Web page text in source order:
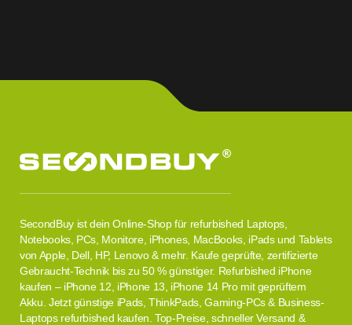
SecondBuy ist dein Online-Shop für refurbished Laptops,
Notebooks, PCs, Monitore, iPhones, MacBooks, iPads und Tablets
von Apple, Dell, HP, Lenovo & mehr. Kaufe geprüfte, zertifizierte
Gebraucht-Technik bis zu 50 % günstiger. Refurbished iPhone
kaufen – iPhone 12, iPhone 13, iPhone 14 Pro mit geprüftem
Akku. Jetzt günstige iPads, ThinkPads, Gaming-PCs & Business-
Laptops refurbished kaufen. Top-Preise, schneller Versand &